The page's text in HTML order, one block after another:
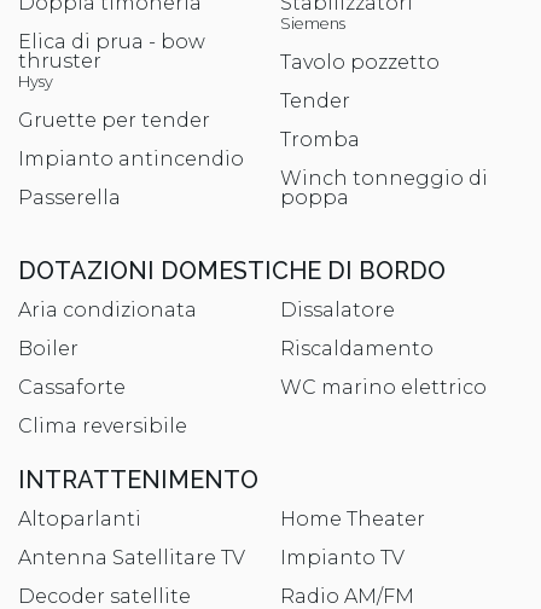
Elica di prua - bow
thruster
Hysy
Gruette per tender
Impianto antincendio
Passerella
Siemens
Tavolo pozzetto
Tender
Tromba
Winch tonneggio di
poppa
DOTAZIONI DOMESTICHE DI BORDO
Aria condizionata
Boiler
Cassaforte
Clima reversibile
Dissalatore
Riscaldamento
WC marino elettrico
INTRATTENIMENTO
Altoparlanti
Antenna Satellitare TV
Decoder satellite
Home Theater
Impianto TV
Radio AM/FM